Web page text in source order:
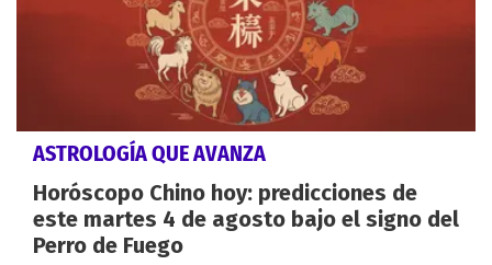
ASTROLOGÍA QUE AVANZA
Horóscopo Chino hoy: predicciones de
este martes 4 de agosto bajo el signo del
Perro de Fuego